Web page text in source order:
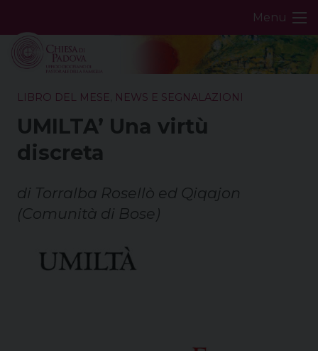
content
Menu
LIBRO DEL MESE NEWS E SEGNALAZIONI
UMILTA’ Una virtù
discreta
di Torralba Rosellò ed Qiqajon
(Comunità di Bose)